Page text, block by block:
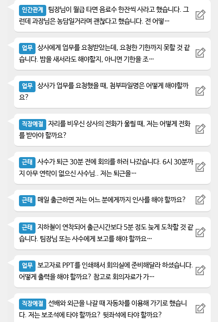
인간관계
팀장님이 월급 타면 음료수 한잔씩 사라고 했습니다. 그
런데 과장님은 농담일거라며 괜찮다고 했습니다. 전 어떻…
업무
상사에게 업무를 요청받았는데, 요청한 기한까지 못할 것 같
습니다. 밤을 새서라도 해야할지, 아니면 기한을 조…
업무
상사가 업무를 요청했을 때, 첨부파일명은 어떻게 해야할까
요?
직장예절
자리를 비우신 상사의 전화가 울릴 때, 저는 어떻게 전화
를 받아야 할까요?
근태
사수가 퇴근 30분 전에 회의를 하러 나갔습니다. 6시 30분까
지 아무 연락이 없으신 사수님.. 저는 퇴근을…
근태 매일 출근하면 저는 어느 분에게까지 인사를 해야 할까요?
근태
지하철이 연착되어 출근시간보다 5분 정도 늦게 도착할 것 같
습니다. 팀장님 또는 사수에게 보고를 해야 할까요…
업무
보고자료 PPT를 인쇄해서 회의실에 준비해달라 하셨습니다.
어떻게 출력을 해야 할까요? 참고로 회의자료가 가…
직장예절
선배와 외근을 나갈 때 자동차를 이용해 가기로 했습니
다. 저는 보조석에 타야 할까요? 뒷좌석에 타야 할까요?